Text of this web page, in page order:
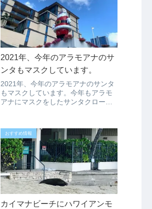
2021年、今年のアラモアナのサ
ンタもマスクしています。
2021年、今年のアラモアナのサンタ
もマスクしています。今年もアラモ
アナにマスクをしたサンタクロース
てきたという実感がわきますね、ア
ラモアナではホリデーシーズンのイ
ベント(ホリ...
おすすめ情報
カイマナビーチにハワイアンモ